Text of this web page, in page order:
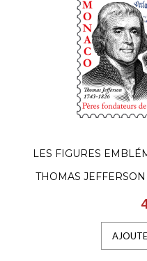
LES FIGURES
THOMAS